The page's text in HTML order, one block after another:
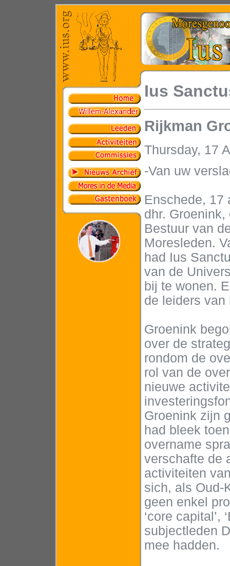
Ius
Rijkman
Thursday, 17
-Van uw
Enschede, 17
dhr.
Bestuur van
Moresleden.
had Ius
van de
bij te wonen.
de leiders van
Groenink
over de
rondom de
rol van de
nieuwe
Groenink zijn
had bleek
overname
verschafte de
activiteiten
sich, als Oud-
geen enkel
‘core capital’,
subjectleden
mee hadden.